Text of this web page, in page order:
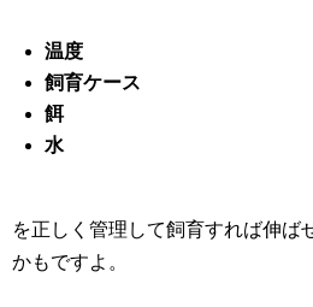
温度
飼育ケース
餌
水
を正しく管理して飼育すれば伸ば
かもですよ。